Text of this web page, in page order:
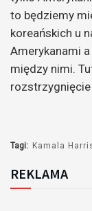
to będziemy
koreańskich u
Amerykanami
między nimi.
rozstrzygnięcie
Tagi: Kamala
REKLAMA